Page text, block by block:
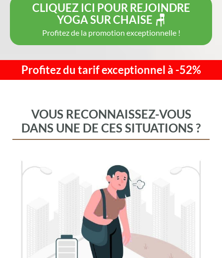
CLIQUEZ ICI POUR REJOINDRE
YOGA SUR CHAISE 🪑
Profitez de la promotion exceptionnelle !
Profitez du tarif exceptionnel à -52%
VOUS RECONNAISSEZ-VOUS
DANS UNE DE CES SITUATIONS ?